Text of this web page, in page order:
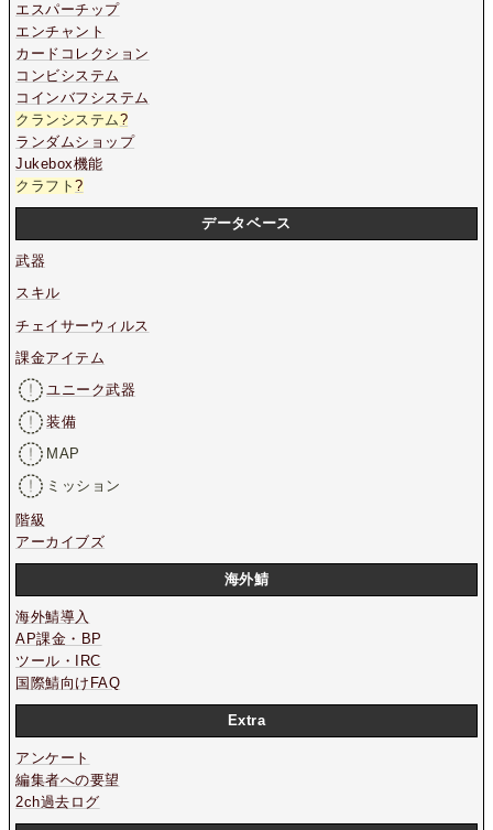
エスパーチップ
エンチャント
カードコレクション
コンビシステム
コインバフシステム
クランシステム?
ランダムショップ
Jukebox機能
クラフト?
データベース
武器
スキル
チェイサーウィルス
課金アイテム
ユニーク武器
装備
MAP
ミッション
階級
アーカイブズ
海外鯖
海外鯖導入
AP課金・BP
ツール・IRC
国際鯖向けFAQ
Extra
アンケート
編集者への要望
2ch過去ログ